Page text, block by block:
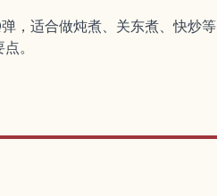
，适合做炖煮、关东煮、快炒等
。